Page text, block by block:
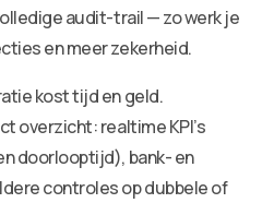
audit-trail — zo werk je
en meer zekerheid.
kost tijd en geld.
overzicht: realtime KPI’s
doorlooptijd), bank- en
controles op dubbele of